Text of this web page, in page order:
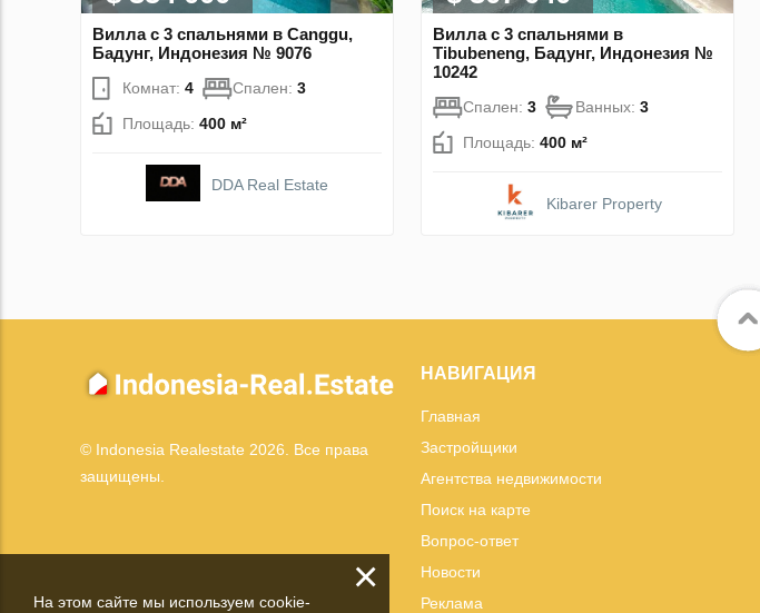
Вилла с 3 спальнями в Canggu,
Бадунг, Индонезия № 9076
Комнат: 4 Спален: 3
Площадь: 400 м²
DDA Real Estate
Вилла с 3 спальнями в
Tibubeneng, Бадунг, Индонезия №
10242
Спален: 3 Ванных: 3
Площадь: 400 м²
Kibarer Property
© Indonesia Realestate 2026. Все права
защищены.
НАВИГАЦИЯ
Главная
Застройщики
Агентства недвижимости
Поиск на карте
Вопрос-ответ
Новости
Реклама
×
На этом сайте мы используем cookie-